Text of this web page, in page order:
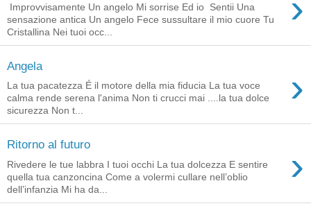
Improvvisamente Un angelo Mi sorrise Ed io Sentii Una
sensazione antica Un angelo Fece sussultare il mio cuore Tu
Cristallina Nei tuoi occ...
Angela ›
La tua pacatezza É il motore della mia fiducia La tua voce
calma rende serena l'anima Non ti crucci mai ....la tua dolce
sicurezza Non t...
Ritorno al futuro ›
Rivedere le tue labbra I tuoi occhi La tua dolcezza E sentire
quella tua canzoncina Come a volermi cullare nell’oblio
dell’infanzia Mi ha da...